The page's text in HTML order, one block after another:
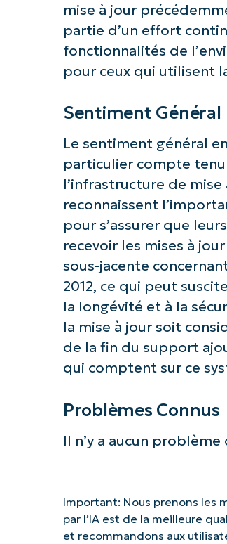
mise à jour
partie d’un effort
fonctionnalités de
pour ceux qui utilisent
Sentiment Général
Le sentiment général
particulier compte
l’infrastructure de
reconnaissent
pour s’assurer que
recevoir les mises à
sous-jacente
2012, ce qui peut
la longévité et à la
la mise à jour soit
de la fin du support
qui comptent sur ce
Problèmes Connus
Il n’y a aucun
Important: Nous prenons les
par l’IA est de la meilleure
et recommandons aux